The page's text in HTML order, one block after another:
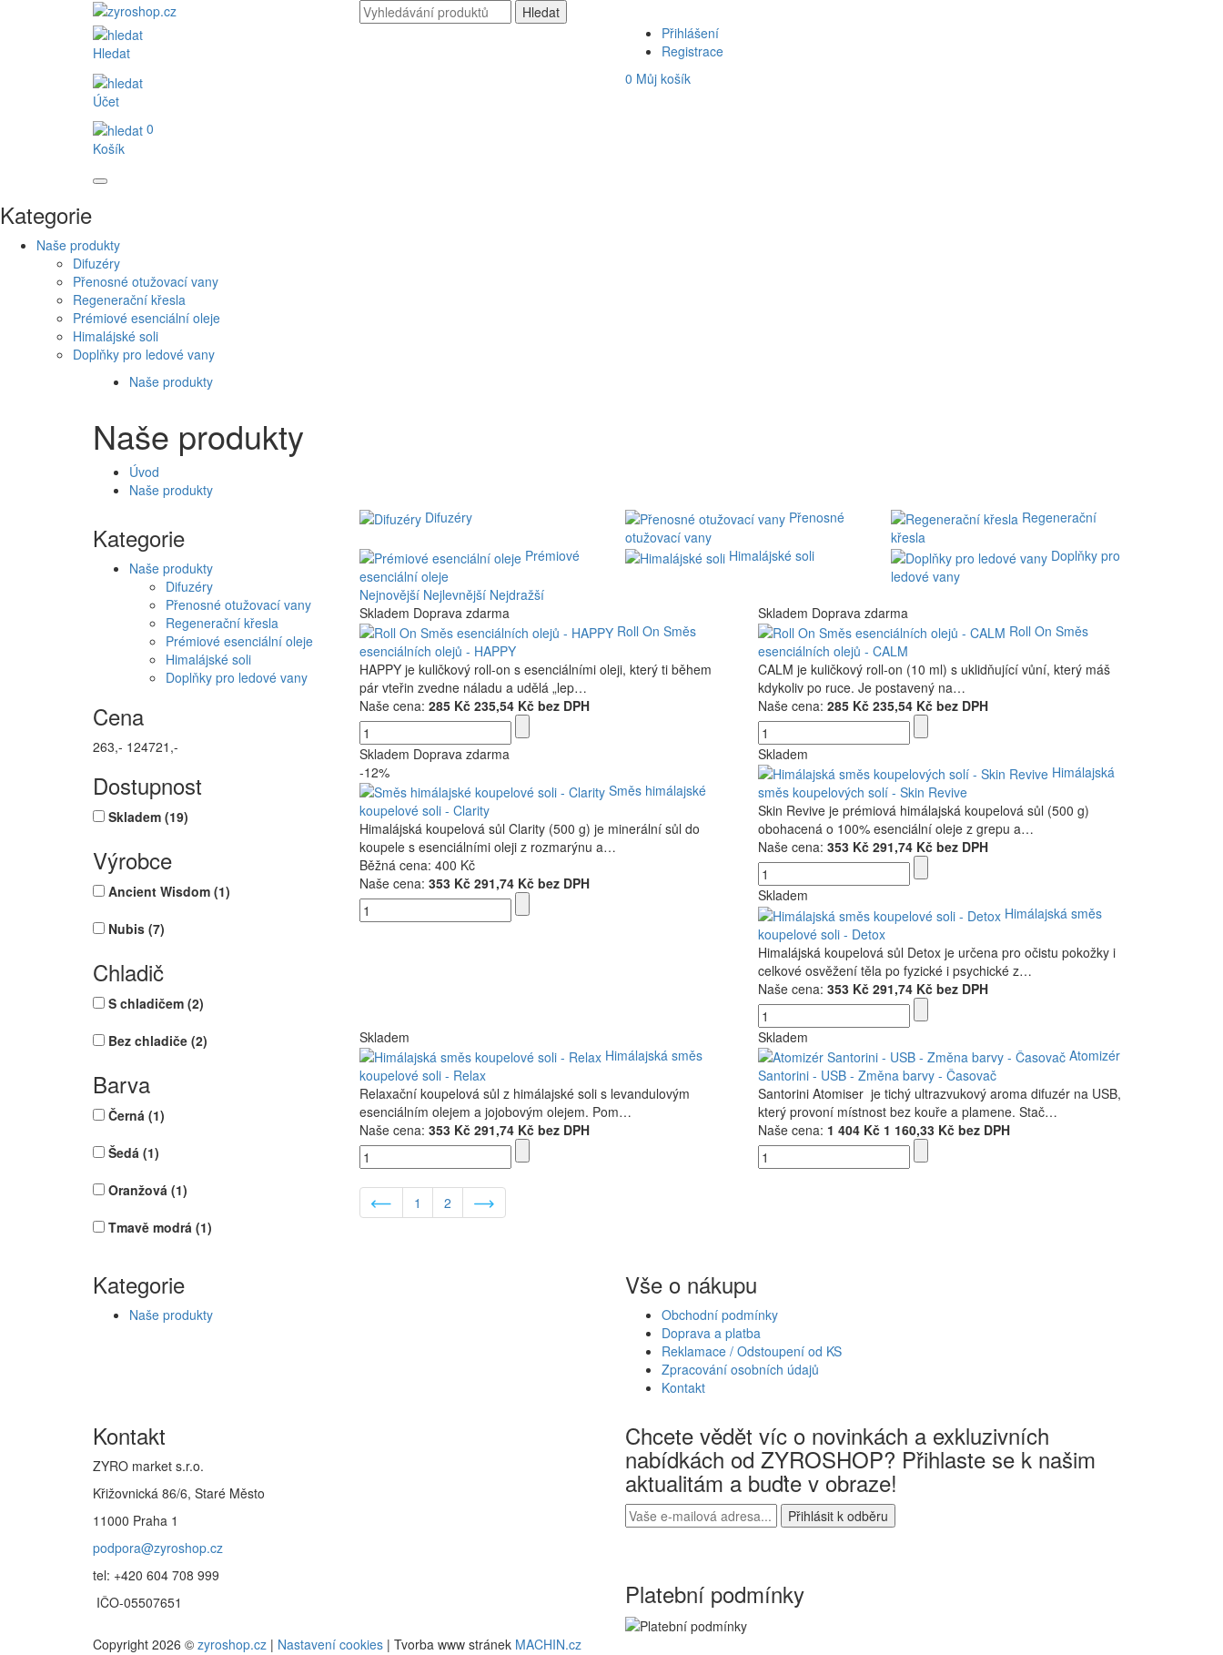
Hledat
Účet
0
Košík
Přihlášení
Registrace
0 Můj košík
Kategorie
Naše produkty
Difuzéry
Přenosné otužovací vany
Regenerační křesla
Prémiové esenciální oleje
Himalájské soli
Doplňky pro ledové vany
Naše produkty
Naše produkty
Úvod
Naše produkty
Kategorie
Naše produkty
Difuzéry
Přenosné otužovací vany
Regenerační křesla
Prémiové esenciální oleje
Himalájské soli
Doplňky pro ledové vany
Cena
263,- 124721,-
Dostupnost
Skladem (19)
Výrobce
Ancient Wisdom (1)
Nubis (7)
Chladič
S chladičem (2)
Bez chladiče (2)
Barva
Černá (1)
Šedá (1)
Oranžová (1)
Tmavě modrá (1)
Difuzéry
Přenosné
otužovací vany
Regenerační
křesla
Prémiové
esenciální oleje
Himalájské soli
Doplňky pro
ledové vany
Nejnovější Nejlevnější Nejdražší
Skladem Doprava zdarma
Roll On Směs
esenciálních olejů - HAPPY
HAPPY je kuličkový roll-on s esenciálními oleji, který ti během
pár vteřin zvedne náladu a udělá „lep…
Naše cena: 285 Kč 235,54 Kč bez DPH
Skladem Doprava zdarma
Roll On Směs
esenciálních olejů - CALM
CALM je kuličkový roll-on (10 ml) s uklidňující vůní, který máš
kdykoliv po ruce. Je postavený na…
Naše cena:285 Kč235,54 Kč bez DPH
Skladem Doprava zdarma
-12%
Směs himálajské
koupelové soli - Clarity
Himalájská koupelová sůl Clarity (500 g) je minerální sůl do
koupele s esenciálními oleji z rozmarýnu a…
Běžná cena: 400 Kč
Naše cena: 353 Kč 291,74 Kč bez DPH
Skladem
Himálajská
směs koupelových solí - Skin Revive
Skin Revive je prémiová himálajská koupelová sůl (500 g)
obohacená o 100% esenciální oleje z grepu a…
Naše cena:353 Kč291,74 Kč bez DPH
Skladem
Himálajská směs
koupelové soli - Detox
Himalájská koupelová sůl Detox je určena pro očistu pokožky i
celkové osvěžení těla po fyzické i psychické z…
Naše cena:353 Kč291,74 Kč bez DPH
Skladem
Himálajská směs
koupelové soli - Relax
Relaxační koupelová sůl z himálajské soli s levandulovým
esenciálním olejem a jojobovým olejem. Pom…
Naše cena: 353 Kč 291,74 Kč bez DPH
Skladem
Atomizér
Santorini - USB - Změna barvy - Časovač
Santorini Atomiser je tichý ultrazvukový aroma difuzér na USB,
který provoní místnost bez kouře a plamene. Stač…
Naše cena: 1 404 Kč 1 160,33 Kč bez DPH
1 2
Kategorie
Naše produkty
Vše o nákupu
Obchodní podmínky
Doprava a platba
Reklamace / Odstoupení od KS
Zpracování osobních údajů
Kontakt
Kontakt
ZYRO market s.r.o.
Křižovnická 86/6, Staré Město
11000 Praha 1
podpora@zyroshop.cz
tel: +420 604 708 999
IČO-05507651
Chcete vědět víc o novinkách a exkluzivních
nabídkách od ZYROSHOP? Přihlaste se k našim
aktualitám a buďte v obraze!
Platební podmínky
Copyright 2026 © zyroshop.cz | Nastavení cookies | Tvorba www stránek MACHIN.cz